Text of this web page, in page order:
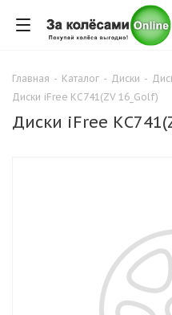
Главная - Каталог - Диски -
Диски iFree КС741(ZV 16_Golf)
Диски iFree